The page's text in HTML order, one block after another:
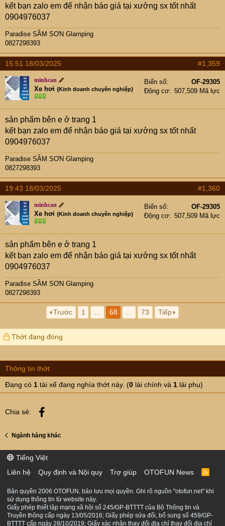
kết bạn zalo em để nhận báo giá tại xưởng sx tốt nhất
0904976037
Paradise SẦM SƠN Glamping
0827298393
15:51 18/03/2025 #1,359
minhcan
Xe hơi {Kinh doanh chuyên nghiệp}
Biển số
OF-29305
Động cơ
507,509 Mã lực
sản phẩm bên e ở trang 1
kết bạn zalo em để nhận báo giá tại xưởng sx tốt nhất
0904976037
Paradise SẦM SƠN Glamping
0827298393
19:43 18/03/2025 #1,360
minhcan
Xe hơi {Kinh doanh chuyên nghiệp}
Biển số
OF-29305
Động cơ
507,509 Mã lực
sản phẩm bên e ở trang 1
kết bạn zalo em để nhận báo giá tại xưởng sx tốt nhất
0904976037
Paradise SẦM SƠN Glamping
0827298393
Trước 1 68 73 Tiếp
Thớt đang đóng
Thông tin thớt
Đang có 1 tài xế đang nghía thớt này. (0 lái chính và 1 lái phụ)
Chia sẻ:
Ngành hàng khác
Tiếng Việt
Liên hệ
Quy định và Nội quy Trợ giúp OTOFUN News
R
S
Bản quyền 2006 OTOFUN, bảo lưu mọi quyền. Ghi rõ nguồn "otofun.net" khi
sử dụng thông tin từ website này.
Giấy phép thiết lập mạng xã hội số 245/GP-BTTTT của Bộ Thông tin và
Truyền thông cấp ngày 13/05/2016; Giấy phép sửa đổi, bổ sung số 459/GP-
BTTTT cấp ngày 28/10/2019; Giấy xác nhận thay đổi địa chỉ thay đổi địa chỉ